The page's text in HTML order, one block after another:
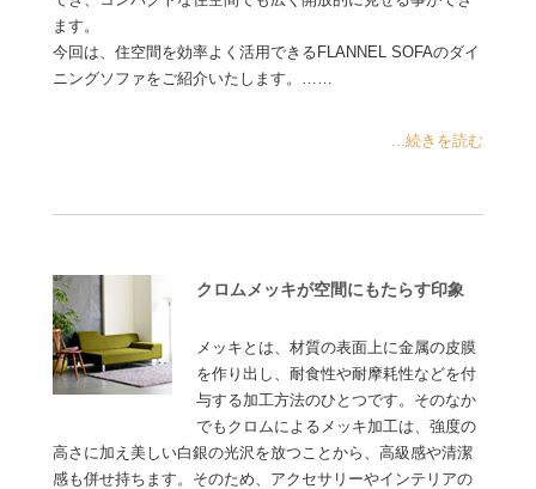
ます。
今回は、住空間を効率よく活用できるFLANNEL SOFAのダイ
ニングソファをご紹介いたします。……
...続きを読む
クロムメッキが空間にもたらす印象
メッキとは、材質の表面上に金属の皮膜
を作り出し、耐食性や耐摩耗性などを付
与する加工方法のひとつです。そのなか
でもクロムによるメッキ加工は、強度の
高さに加え美しい白銀の光沢を放つことから、高級感や清潔
感も併せ持ちます。そのため、アクセサリーやインテリアの